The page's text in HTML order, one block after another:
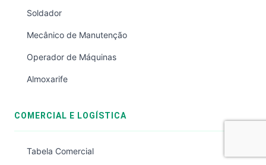
Soldador
Mecânico de Manutenção
Operador de Máquinas
Almoxarife
COMERCIAL E LOGÍSTICA
Tabela Comercial